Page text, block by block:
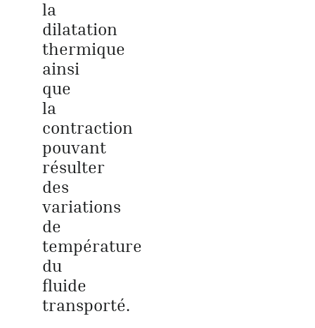
la
dilatation
thermique
ainsi
que
la
contraction
pouvant
résulter
des
variations
de
température
du
fluide
transporté.